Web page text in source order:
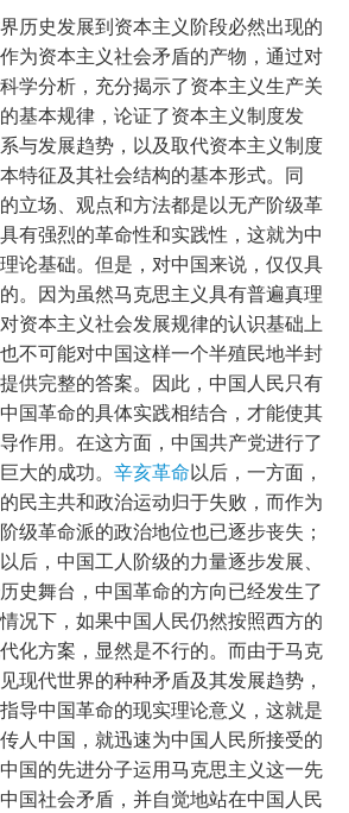
史发展到资本主义阶段必然出现的
为资本主义社会矛盾的产物，通过对
学分析，充分揭示了资本主义生产关
基本规律，论证了资本主义制度发
与发展趋势，以及取代资本主义制度
特征及其社会结构的基本形式。同
立场、观点和方法都是以无产阶级革
有强烈的革命性和实践性，这就为中
论基础。但是，对中国来说，仅仅具
。因为虽然马克思主义具有普遍真理
资本主义社会发展规律的认识基础上
不可能对中国这样一个半殖民地半封
供完整的答案。因此，中国人民只有
国革命的具体实践相结合，才能使其
作用。在这方面，中国共产党进行了
大的成功。 辛亥革命以后，一方面，
民主共和政治运动归于失败，而作为
级革命派的政治地位也已逐步丧失；
后，中国工人阶级的力量逐步发展、
史舞台，中国革命的方向已经发生了
况下，如果中国人民仍然按照西方的
化方案，显然是不行的。而由于马克
现代世界的种种矛盾及其发展趋势，
导中国革命的现实理论意义，这就是
人中国，就迅速为中国人民所接受的
国的先进分子运用马克思主义这一先
国社会矛盾，并自觉地站在中国人民